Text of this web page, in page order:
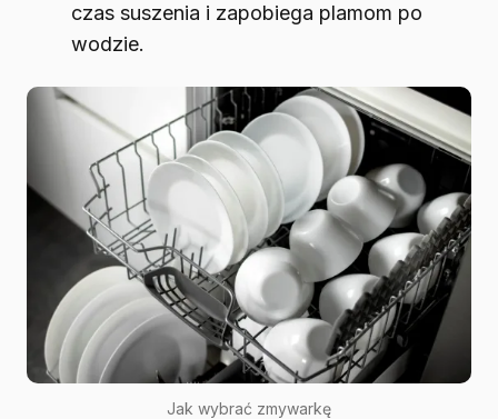
czas suszenia i zapobiega plamom po
wodzie.
Jak wybrać zmywarkę